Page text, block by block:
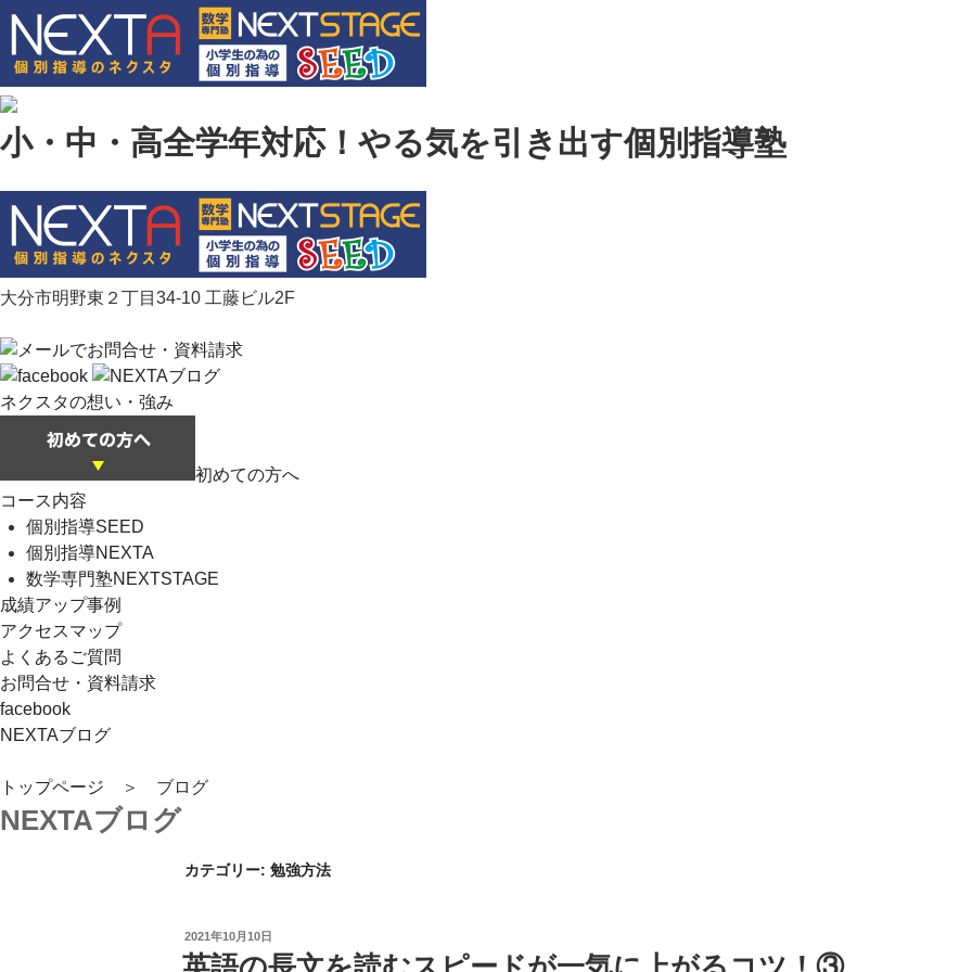
小・中・高全学年対応！やる気を引き出す個別指導塾
大分市明野東２丁目34-10 工藤ビル2F
ネクスタの想い・強み
初めての方へ
コース内容
個別指導SEED
個別指導NEXTA
数学専門塾NEXTSTAGE
成績アップ事例
アクセスマップ
よくあるご質問
お問合せ・資料請求
facebook
NEXTAブログ
トップページ ＞ ブログ
NEXTAブログ
カテゴリー: 勉強方法
投
稿
2021年10月10日